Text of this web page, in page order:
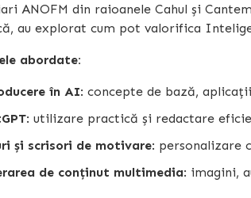
ANOFM din raioanele Cahul și
au explorat cum pot valorifica
abordate:
în AI: concepte de bază,
: utilizare practică și redactare
și scrisori de motivare: personalizare
de conținut multimedia: imagini,